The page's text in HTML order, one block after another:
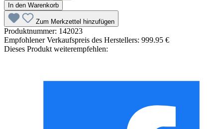
In den Warenkorb
Zum Merkzettel hinzufügen
Produktnummer: 142023
Empfohlener Verkaufspreis des Herstellers: 999.95 €
Dieses Produkt weiterempfehlen: